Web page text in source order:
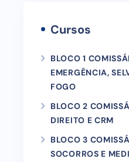
Cursos
BLOCO 1
EMERGÊNCIA,
FOGO
BLOCO 2
DIREITO E CRM
BLOCO 3
SOCORROS E